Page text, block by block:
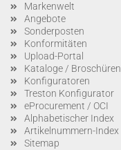
Markenwelt
Angebote
Sonderposten
Konformitäten
Upload-Portal
Kataloge / Broschüren
Konfiguratoren
Treston Konfigurator
eProcurement / OCI
Alphabetischer Index
Artikelnummern-Index
Sitemap